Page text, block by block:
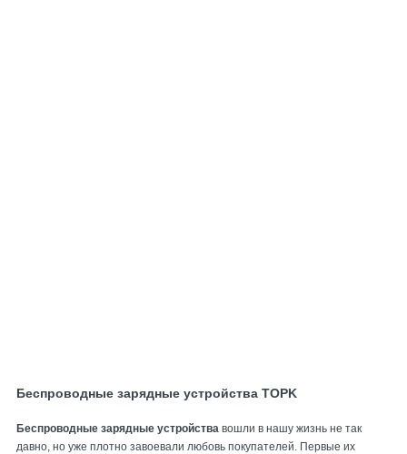
Беспроводные зарядные устройства TOPK
Беспроводные зарядные устройства вошли в нашу жизнь не так
давно, но уже плотно завоевали любовь покупателей. Первые их